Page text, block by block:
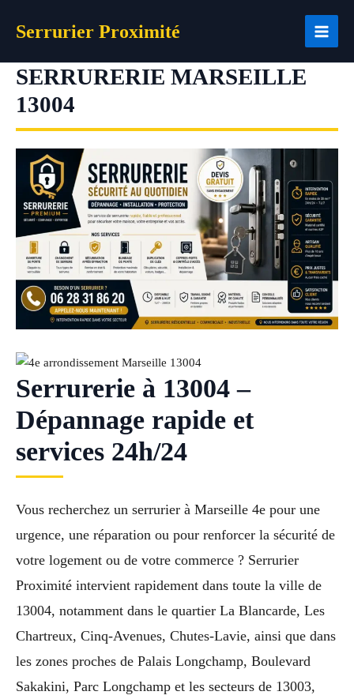
Serrurier Proximité
SERRURERIE MARSEILLE
13004
Serrurerie à 13004 –
Dépannage rapide et
services 24h/24
Vous recherchez un serrurier à Marseille 4e pour une
urgence, une réparation ou pour renforcer la sécurité de
votre logement ou de votre commerce ? Serrurier
Proximité intervient rapidement dans toute la ville de
13004, notamment dans le quartier La Blancarde, Les
Chartreux, Cinq-Avenues, Chutes-Lavie, ainsi que dans
les zones proches de Palais Longchamp, Boulevard
Sakakini, Parc Longchamp et les secteurs de 13003,